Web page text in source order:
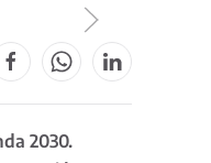
2030.